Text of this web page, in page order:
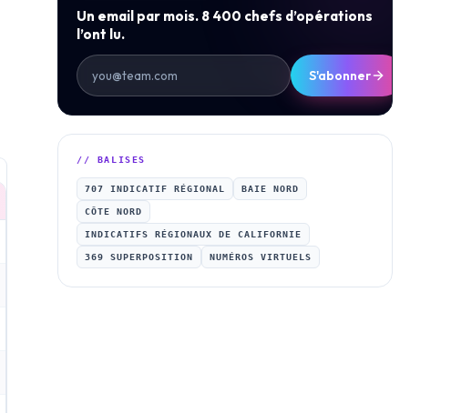
Un email par mois. 8 400 chefs d’opérations
l’ont lu.
S'abonner
// BALISES
707 INDICATIF RÉGIONAL BAIE NORD
CÔTE NORD
INDICATIFS RÉGIONAUX DE CALIFORNIE
369 SUPERPOSITION NUMÉROS VIRTUELS